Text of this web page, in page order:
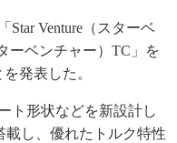
Venture（スターベ
ーベンチャー）TC」を
発表した。
ト形状などを新設計し
載し、優れたトルク特性